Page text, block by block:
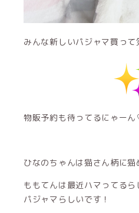
みんな新しいパジャマ買っ
物販予約も待ってるにゃー
ひなのちゃんは猫さん柄に猫
ももてんは最近ハマってる
パジャマらしいです！